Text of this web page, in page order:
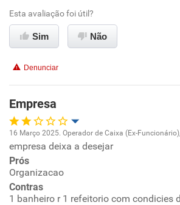
Benefícios
Recomenda esta empresa
Recomenda a diretoria
Esta avaliação foi útil?
Sim Não
Denunciar
Empresa
Oportunidade de promoção
Ambiente de trabalho
16 Março 2025. Operador de Caixa (Ex-
empresa deixa a desejar
Prós
Organizacao
Contras
1 banheiro r 1 refeitorio com condicies